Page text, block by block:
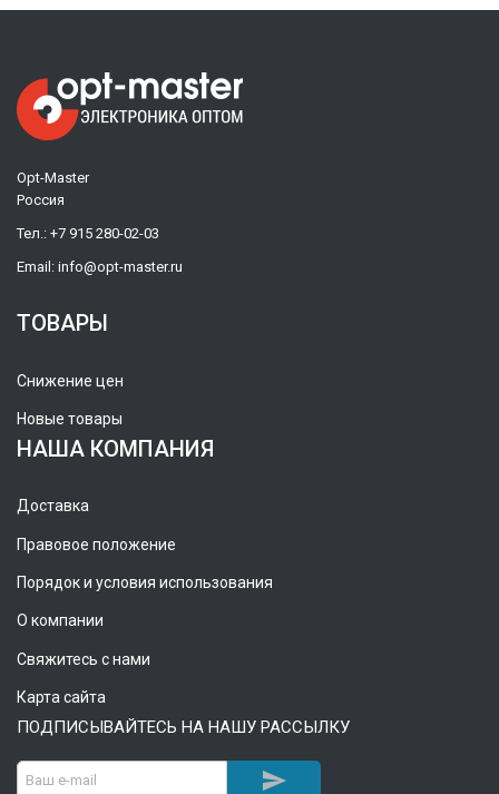
Opt-Master
Россия
Тел.: +7 915 280-02-03
Email: info@opt-master.ru
ТОВАРЫ
Снижение цен
Новые товары
НАША КОМПАНИЯ
Доставка
Правовое положение
Порядок и условия использования
О компании
Свяжитесь с нами
Карта сайта
ПОДПИСЫВАЙТЕСЬ НА НАШУ РАССЫЛКУ
